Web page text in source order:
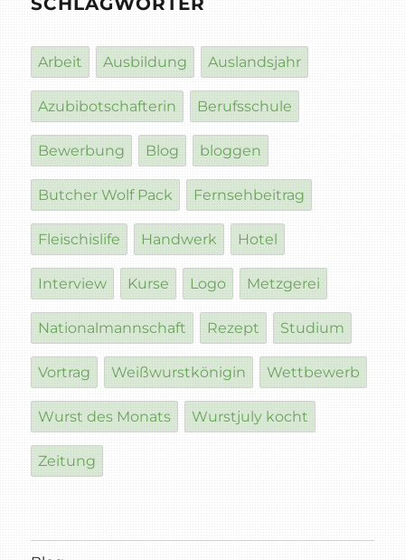
Arbeit Ausbildung Auslandsjahr
Azubibotschafterin Berufsschule
Bewerbung Blog bloggen
Butcher Wolf Pack Fernsehbeitrag
Fleischislife Handwerk Hotel
Interview Kurse Logo Metzgerei
Nationalmannschaft Rezept Studium
Vortrag Weißwurstkönigin Wettbewerb
Wurst des Monats Wurstjuly kocht
Zeitung